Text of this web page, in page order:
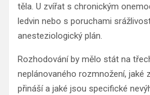
těla. U zvířat s chronickým
ledvin nebo s poruchami
anesteziologický plán.
Rozhodování by mělo stát na
neplánovaného rozmnožení, jaké
přináší a jaké jsou specifické